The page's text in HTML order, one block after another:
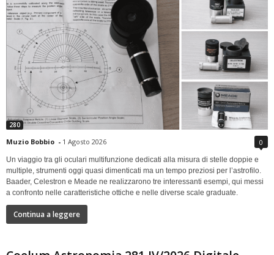
280
Muzio Bobbio - 1 Agosto 2026 0
Un viaggio tra gli oculari multifunzione dedicati alla misura di stelle doppie e
multiple, strumenti oggi quasi dimenticati ma un tempo preziosi per l’astrofilo.
Baader, Celestron e Meade ne realizzarono tre interessanti esempi, qui messi
a confronto nelle caratteristiche ottiche e nelle diverse scale graduate.
Continua a leggere